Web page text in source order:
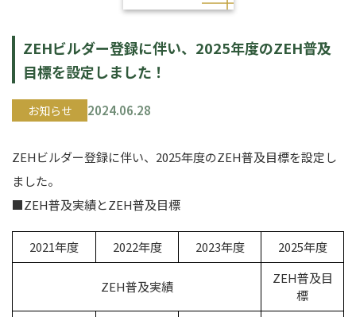
ZEHビルダー登録に伴い、2025年度のZEH普及
目標を設定しました！
お知らせ 2024.06.28
ZEHビルダー登録に伴い、2025年度のZEH普及目標を設定し
ました。
■ZEH普及実績とZEH普及目標
2021年度 2022年度 2023年度 2025年度
ZEH普及実績
ZEH普及目
標